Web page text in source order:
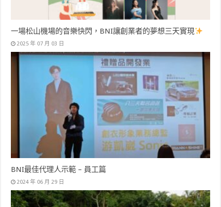
一場松山機場的音樂快閃，BNI讓創業者的夢想三天實現
2025 年 07 月 03 日
BNI最佳代理人示範 – 員工篇
2024 年 06 月 29 日